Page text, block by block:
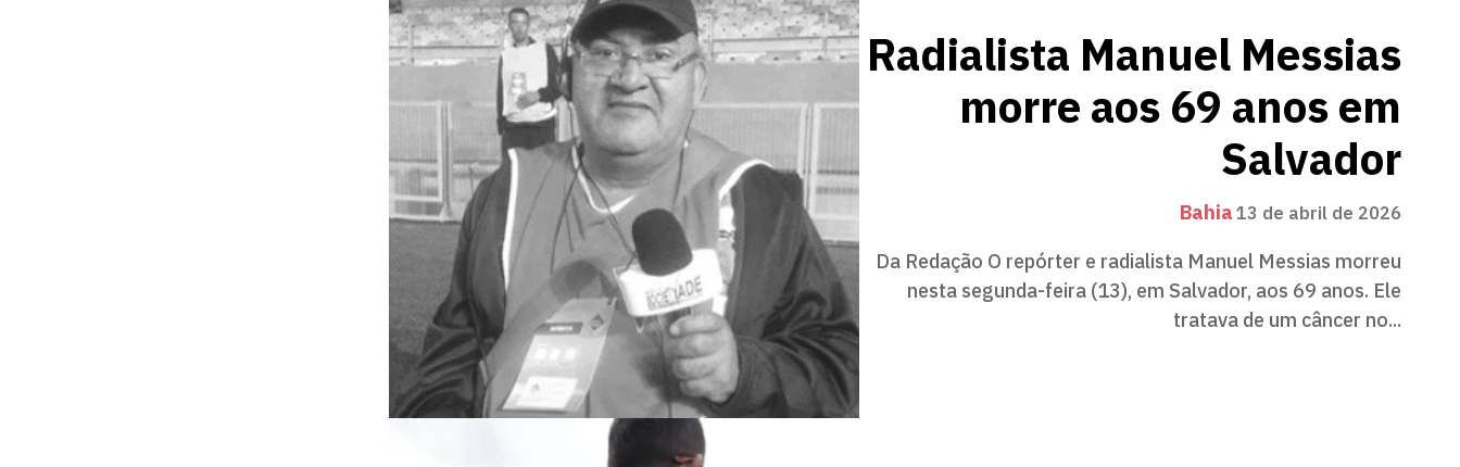
Radialista Manuel Messias
morre aos 69 anos em
Salvador
Bahia13 de abril de 2026
Da Redação O repórter e radialista Manuel Messias morreu
nesta segunda-feira (13), em Salvador, aos 69 anos. Ele
tratava de um câncer no...